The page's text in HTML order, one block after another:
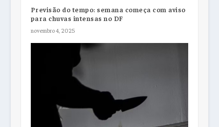
Previsão do tempo: semana começa com aviso
para chuvas intensas no DF
novembro 4, 2025